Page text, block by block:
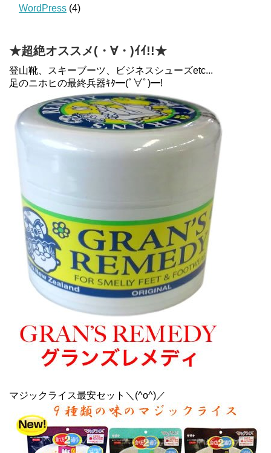
WordPress (4)
★超絶オススメ(・∀・)ｲｲ!!★
登山靴、スキーブーツ、ビジネスシューズetc...
足のニホヒの最終兵器ｷﾀ━(ﾟ∀ﾟ)━!
マジックライス最安セット＼(^o^)／